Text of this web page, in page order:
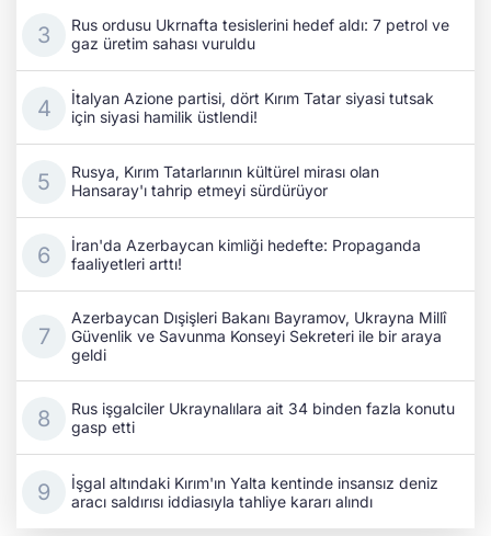
Rus ordusu Ukrnafta tesislerini hedef aldı: 7 petrol ve
gaz üretim sahası vuruldu
İtalyan Azione partisi, dört Kırım Tatar siyasi tutsak
için siyasi hamilik üstlendi!
Rusya, Kırım Tatarlarının kültürel mirası olan
Hansaray'ı tahrip etmeyi sürdürüyor
İran'da Azerbaycan kimliği hedefte: Propaganda
faaliyetleri arttı!
Azerbaycan Dışişleri Bakanı Bayramov, Ukrayna Millî
Güvenlik ve Savunma Konseyi Sekreteri ile bir araya
geldi
Rus işgalciler Ukraynalılara ait 34 binden fazla konutu
gasp etti
İşgal altındaki Kırım'ın Yalta kentinde insansız deniz
aracı saldırısı iddiasıyla tahliye kararı alındı